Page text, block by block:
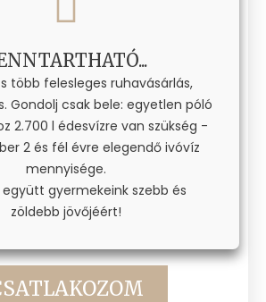
több felesleges ruhavásárlás,
Gondolj csak bele: egyetlen póló
2.700 l édesvízre van szükség -
2 és fél évre elegendő ivóvíz
mennyisége.
gyermekeink szebb és
zöldebb jövőjéért!